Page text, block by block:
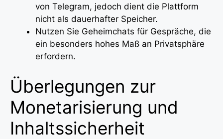
von Telegram, jedoch dient die Plattform
nicht als dauerhafter Speicher.
Nutzen Sie Geheimchats für Gespräche, die
ein besonders hohes Maß an Privatsphäre
erfordern.
Überlegungen zur
Monetarisierung und
Inhaltssicherheit